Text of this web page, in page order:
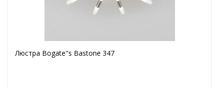
Люстра Bogate"s Bastone 347